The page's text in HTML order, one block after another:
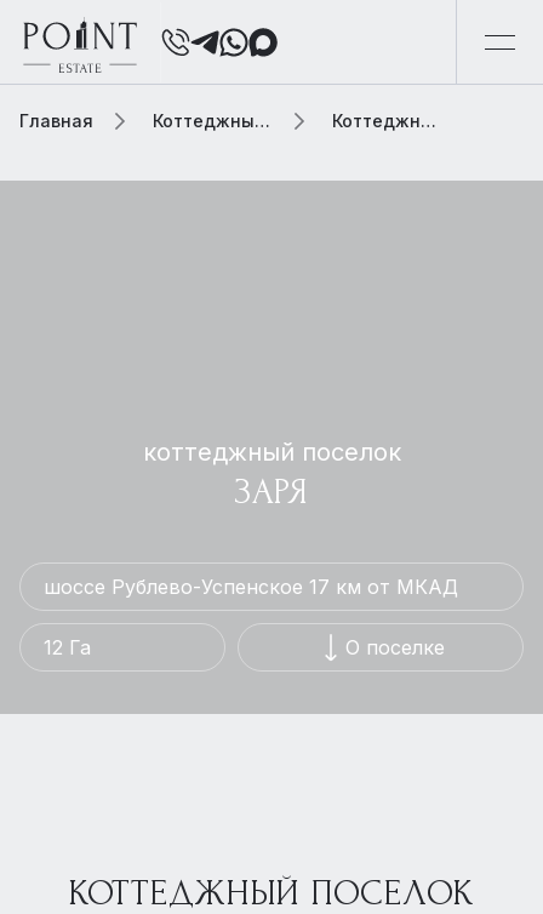
Главная Коттеджный поселок Коттеджный поселок заря
коттеджный поселок
ЗАРЯ
шоссе Рублево-Успенское 17 км от МКАД
12 Га О поселке
КОТТЕДЖНЫЙ ПОСЕЛОК